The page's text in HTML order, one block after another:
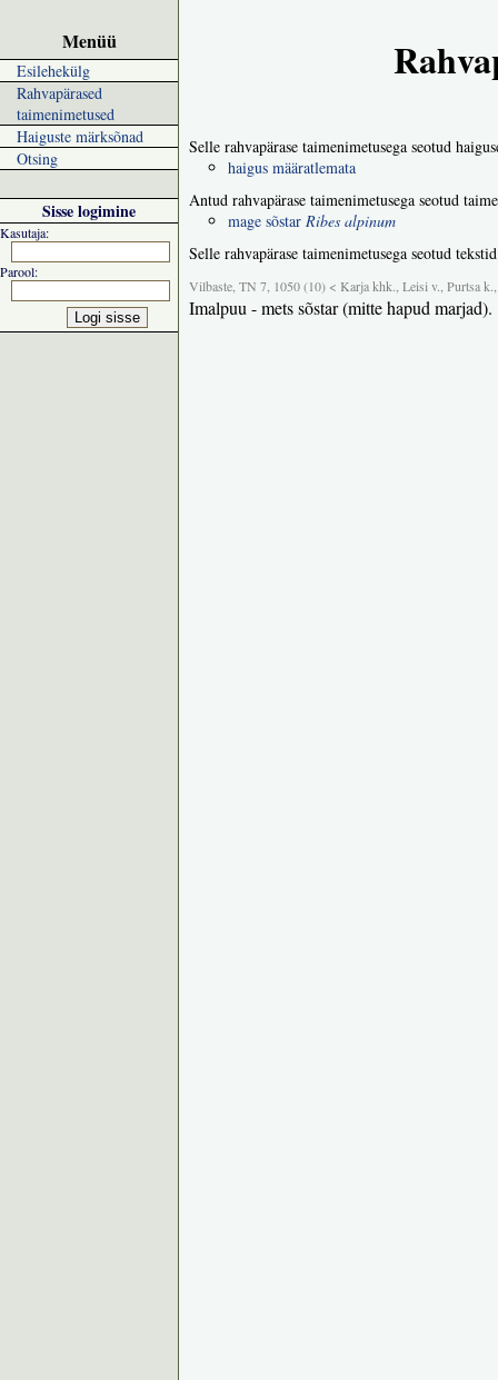
Menüü
Esilehekülg
Rahvapärased
taimenimetused
Haiguste märksõnad
Otsing
Sisse logimine
Kasutaja:
Parool:
Selle rahvapärase taimenimetusega seotud
haigus määratlemata
Antud rahvapärase taimenimetusega seotud
mage sõstar Ribes alpinum
Selle rahvapärase taimenimetusega seotud
Vilbaste, TN 7, 1050 (10) < Karja khk., Leisi v., Purtsa
Imalpuu - mets sõstar (mitte hapud marjad).